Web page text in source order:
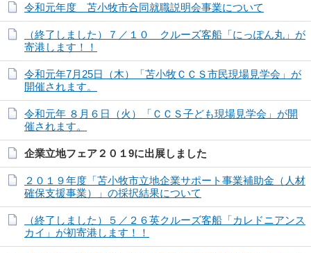
令和元年度 苫小牧市合同就職説明会事業について
（終了しました）７／１０ クルーズ客船「にっぽん丸」が
寄港します！！
令和元年7月25日（木）「苫小牧ＣＣＳ市民現場見学会」が
開催されます。
令和元年 ８月６日（火）「ＣＣＳ子ども現場見学会」が開
催されます。
企業立地フェア２０１9に出展しました
２０１９年度「苫小牧市立地企業サポート事業補助金（人材
確保支援事業）」の採択結果について
（終了しました）５／２６英クルーズ客船「カレドニアンス
カイ」が初寄港します！！